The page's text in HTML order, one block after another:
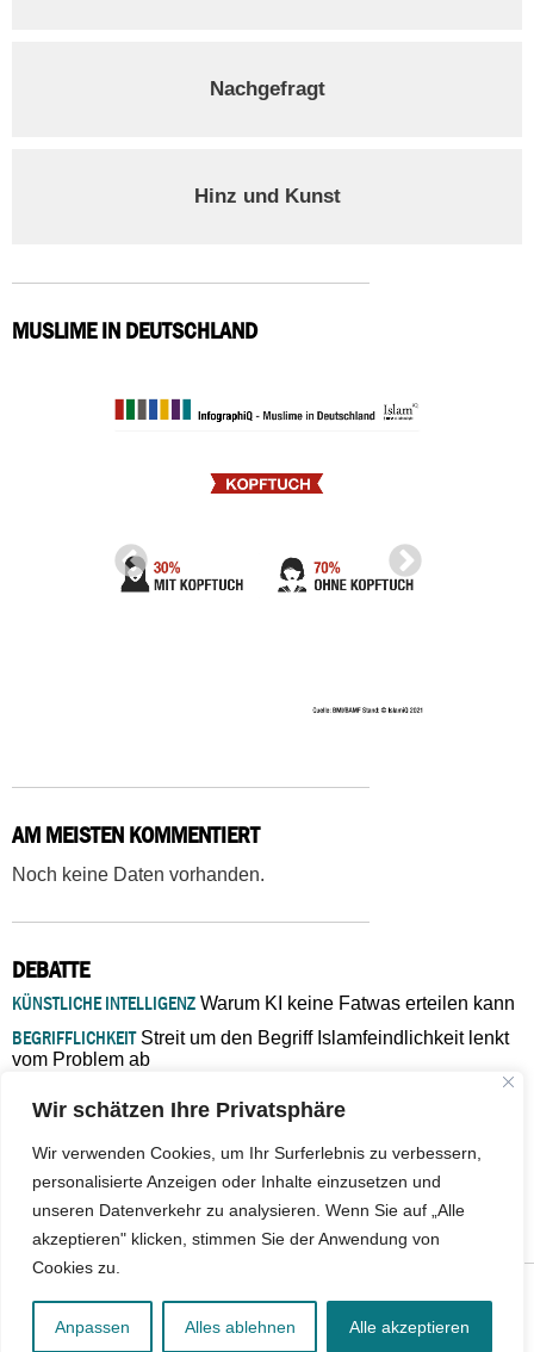
Wir schätzen Ihre Privatsphäre
Wir verwenden Cookies, um Ihr Surferlebnis zu verbessern,
personalisierte Anzeigen oder Inhalte einzusetzen und
unseren Datenverkehr zu analysieren. Wenn Sie auf „Alle
akzeptieren" klicken, stimmen Sie der Anwendung von
Cookies zu.
Anpassen Alles ablehnen Alle akzeptieren
Nachgefragt
Hinz und Kunst
MUSLIME IN DEUTSCHLAND
AM MEISTEN KOMMENTIERT
Noch keine Daten vorhanden.
DEBATTE
KÜNSTLICHE INTELLIGENZ Warum KI keine Fatwas erteilen kann
BEGRIFFLICHKEITStreit um den Begriff Islamfeindlichkeit lenkt
vom Problem ab
Verantwortung bleibt“
ISLAMISCHE FAKULTÄT IN MÜNSTEREine kritische Schwelle für
die deutsche Religionspolitik
GASTBEITRAGWarum die muslimische Welt eine neue
Kontakt|Impressum Barrierefreiheit|Jobs Netiquette|Mediadaten